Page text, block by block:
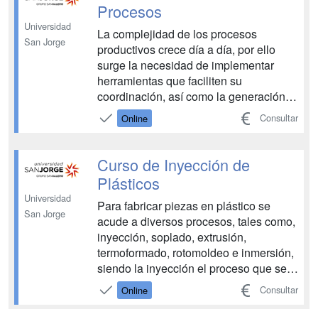
ahorrand...
Universidad
San Jorge
Procesos
La complejidad de los procesos
productivos crece día a día, por ello
surge la necesidad de implementar
herramientas que faciliten su
coordinación, así como la generación
de información para saber en todo
momento cómo se comporta o se ha
ello se utilizan los sistemas de
monitorización de procesos o sistemas
SCA...
Online Consultar
Universidad
San Jorge
Curso de Inyección de
Plásticos
Para fabricar piezas en plástico se
acude a diversos procesos, tales como,
inyección, soplado, extrusión,
termoformado, rotomoldeo e inmersión,
siendo la inyección el proceso que se
utiliza para la fabricación de productos
con altas propiedades mecánicas y
Online Consultar